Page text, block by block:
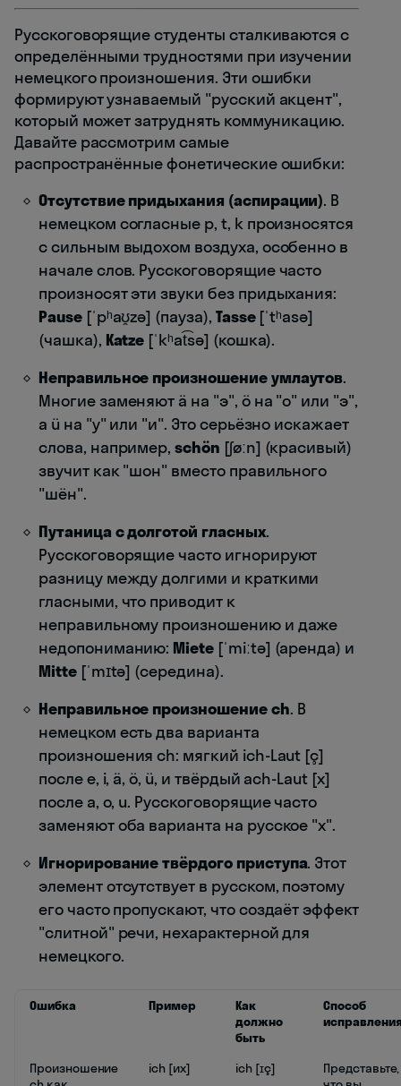
Русскоговорящие студенты сталкиваются с
определёнными трудностями при изучении
немецкого произношения. Эти ошибки
формируют узнаваемый "русский акцент",
который может затруднять коммуникацию.
Давайте рассмотрим самые
распространённые фонетические ошибки:
Отсутствие придыхания (аспирации). В
немецком согласные p, t, k произносятся
с сильным выдохом воздуха, особенно в
начале слов. Русскоговорящие часто
произносят эти звуки без придыхания:
Pause[ˈpʰaʊ̯zə] (пауза), Tasse[ˈtʰasə]
(чашка), Katze [ˈkʰat͡sə] (кошка).
Неправильное произношение умлаутов.
Многие заменяют ä на "э", ö на "о" или "э",
а ü на "у" или "и". Это серьёзно искажает
слова, например,schön [ʃøːn] (красивый)
звучит как "шон" вместо правильного
"шён".
Путаница с долготой гласных.
Русскоговорящие часто игнорируют
разницу между долгими и краткими
гласными, что приводит к
неправильному произношению и даже
недопониманию: Miete [ˈmiːtə] (аренда) и
Mitte[ˈmɪtə] (середина).
Неправильное произношение ch. В
немецком есть два варианта
произношения ch: мягкий ich-Laut [ç]
после e, i, ä, ö, ü, и твёрдый ach-Laut [x]
после a, o, u. Русскоговорящие часто
заменяют оба варианта на русское "х".
Игнорирование твёрдого приступа. Этот
элемент отсутствует в русском, поэтому
его часто пропускают, что создаёт эффект
"слитной" речи, нехарактерной для
немецкого.
Ошибка Пример
Как
должно
быть
Способ
Произношение
ich [их] ich [ɪç]
Представьте,